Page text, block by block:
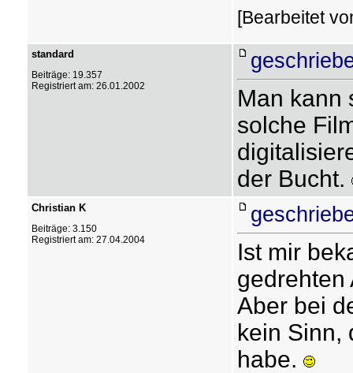
[Bearbeitet
standard
Beiträge: 19.357
Registriert am: 26.01.2002
Man kann
solche
der Bucht.
Christian K
Beiträge: 3.150
Registriert am: 27.04.2004
Ist mir
gedrehten
Aber bei
kein Sinn,
habe.